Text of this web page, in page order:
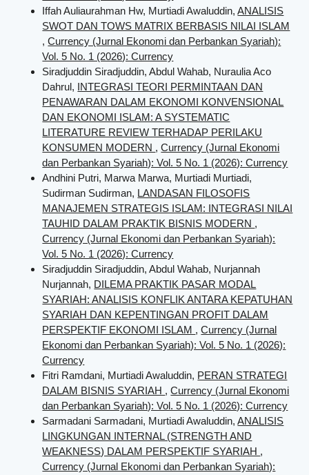
Iffah Auliaurahman Hw, Murtiadi Awaluddin,ANALISIS
SWOT DAN TOWS MATRIX BERBASIS NILAI ISLAM
,Currency (Jurnal Ekonomi dan Perbankan Syariah):
Vol. 5 No. 1 (2026): Currency
Siradjuddin Siradjuddin, Abdul Wahab, Nuraulia Aco
Dahrul, INTEGRASI TEORI PERMINTAAN DAN
PENAWARAN DALAM EKONOMI KONVENSIONAL
DAN EKONOMI ISLAM: A SYSTEMATIC
LITERATURE REVIEW TERHADAP PERILAKU
KONSUMEN MODERN ,Currency (Jurnal Ekonomi
dan Perbankan Syariah): Vol. 5 No. 1 (2026): Currency
Andhini Putri, Marwa Marwa, Murtiadi Murtiadi,
Sudirman Sudirman, LANDASAN FILOSOFIS
MANAJEMEN STRATEGIS ISLAM: INTEGRASI NILAI
TAUHID DALAM PRAKTIK BISNIS MODERN ,
Currency (Jurnal Ekonomi dan Perbankan Syariah):
Vol. 5 No. 1 (2026): Currency
Siradjuddin Siradjuddin, Abdul Wahab, Nurjannah
Nurjannah, DILEMA PRAKTIK PASAR MODAL
SYARIAH: ANALISIS KONFLIK ANTARA KEPATUHAN
SYARIAH DAN KEPENTINGAN PROFIT DALAM
PERSPEKTIF EKONOMI ISLAM ,Currency (Jurnal
Ekonomi dan Perbankan Syariah): Vol. 5 No. 1 (2026):
Currency
Fitri Ramdani, Murtiadi Awaluddin, PERAN STRATEGI
DALAM BISNIS SYARIAH ,Currency (Jurnal Ekonomi
dan Perbankan Syariah): Vol. 5 No. 1 (2026): Currency
Sarmadani Sarmadani, Murtiadi Awaluddin,ANALISIS
LINGKUNGAN INTERNAL (STRENGTH AND
WEAKNESS) DALAM PERSPEKTIF SYARIAH ,
Currency (Jurnal Ekonomi dan Perbankan Syariah):